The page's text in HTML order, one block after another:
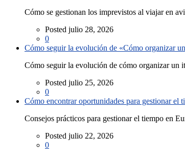
Cómo se gestionan los imprevistos al viajar en
Posted julio 28, 2026
0
Cómo seguir la evolución de «Cómo organizar
Cómo seguir la evolución de cómo organizar un
Posted julio 25, 2026
0
Cómo encontrar oportunidades para gestionar el
Consejos prácticos para gestionar el tiempo en
Posted julio 22, 2026
0